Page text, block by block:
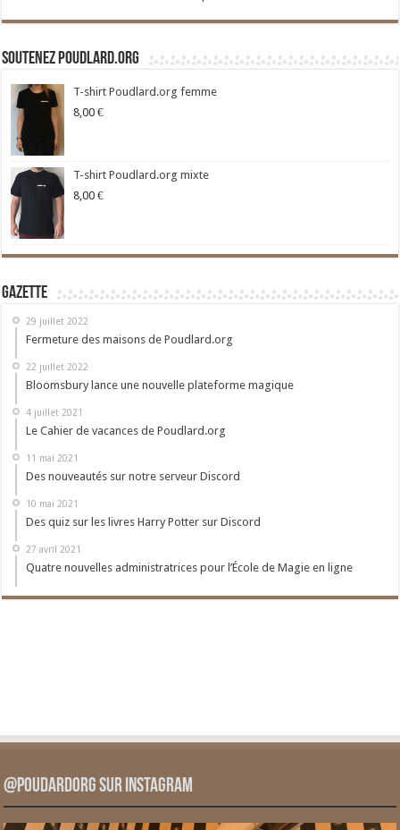
Soutenez Poudlard.org
T-shirt Poudlard.org femme
8,00 €
T-shirt Poudlard.org mixte
8,00 €
Gazette
29 juillet 2022
Fermeture des maisons de Poudlard.org
22 juillet 2022
Bloomsbury lance une nouvelle plateforme magique
4 juillet 2021
Le Cahier de vacances de Poudlard.org
11 mai 2021
Des nouveautés sur notre serveur Discord
10 mai 2021
Des quiz sur les livres Harry Potter sur Discord
27 avril 2021
Quatre nouvelles administratrices pour l’École de Magie en ligne
@PoudardOrg sur Instagram